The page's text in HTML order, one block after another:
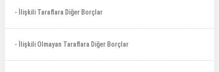
- İlişkili Taraflara Diğer Borçlar
- İlişkili Olmayan Taraflara Diğer Borçlar